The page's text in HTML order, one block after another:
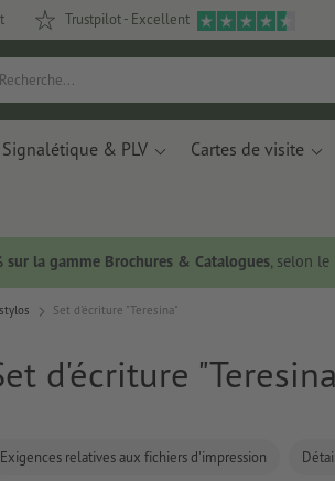
Trustpilot - Excellent
Signalétique & PLV Cartes de visite
sur la gamme Brochures & Catalogues, selon
Set d'écriture "Teresina"
d'écriture
Exigences relatives aux fichiers d'impression